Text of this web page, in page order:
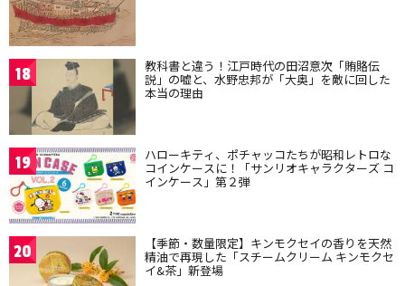
18 教科書と違う！江戸時代の田沼意次「賄賂伝
説」の嘘と、水野忠邦が「大奥」を敵に回した
本当の理由
19 ハローキティ、ポチャッコたちが昭和レトロな
コインケースに！「サンリオキャラクターズ コ
インケース」第２弾
20 【季節・数量限定】キンモクセイの香りを天然
精油で再現した「スチームクリーム キンモクセ
イ&茶」新登場